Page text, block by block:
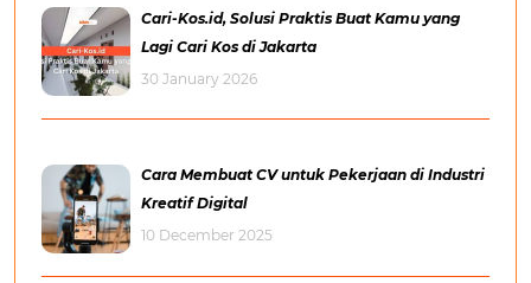
Cari-Kos.id, Solusi Praktis Buat Kamu yang
Lagi Cari Kos di Jakarta
30 January 2026
Cara Membuat CV untuk Pekerjaan di Industri
Kreatif Digital
10 December 2025